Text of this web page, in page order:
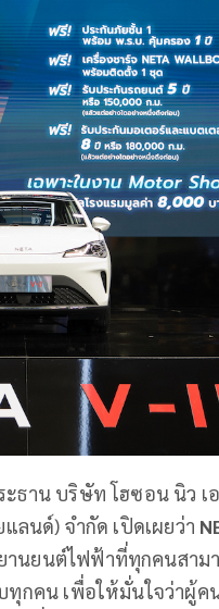
ะธาน บริษัท โฮซอน นิว เ
ลนด์) จำกัด เปิดเผยว่า
นยนต์ไฟฟ้าที่ทุกคนสามา
ทุกคน เพื่อให้มั่นใจว่าผู้ค